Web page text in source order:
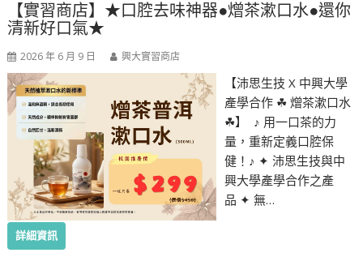
【實習商店】★口腔去味神器●熷茶漱口水●還你
清新好口氣★
2026 年 6 月 9 日 興大實習商店
【沛思生技 X 中興大學
產學合作 ☘︎ 熷茶漱口水
☘︎】 ♪ 用一口茶的力
量，重新定義口腔保
健！♪ ✦ 沛思生技與中
興大學產學合作之產
品 ✦ 無…
詳細資訊